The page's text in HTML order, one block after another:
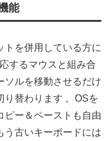
能
トを併用している方に
するマウスと組み合
ソルを移動させるだけ
り替わります 。OSを
ピー＆ペーストも自由
う古いキーボードには